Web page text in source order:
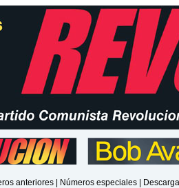
anteriores Números especiales